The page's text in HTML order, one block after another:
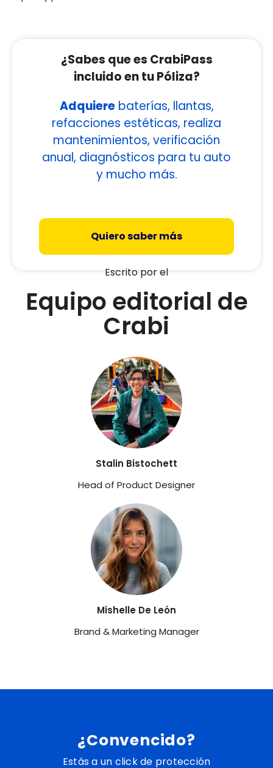
¿Sabes que es CrabiPass
incluido en tu Póliza?
Adquierebaterías, llantas,
refacciones estéticas, realiza
mantenimientos, verificación
anual, diagnósticos para tu auto
y mucho más.
Quiero saber más
Escrito por el
Equipo editorial de
Crabi
Stalin Bistochett
Head of Product Designer
Mishelle De León
Brand & Marketing Manager
¿Convencido?
Estás a un click de protección